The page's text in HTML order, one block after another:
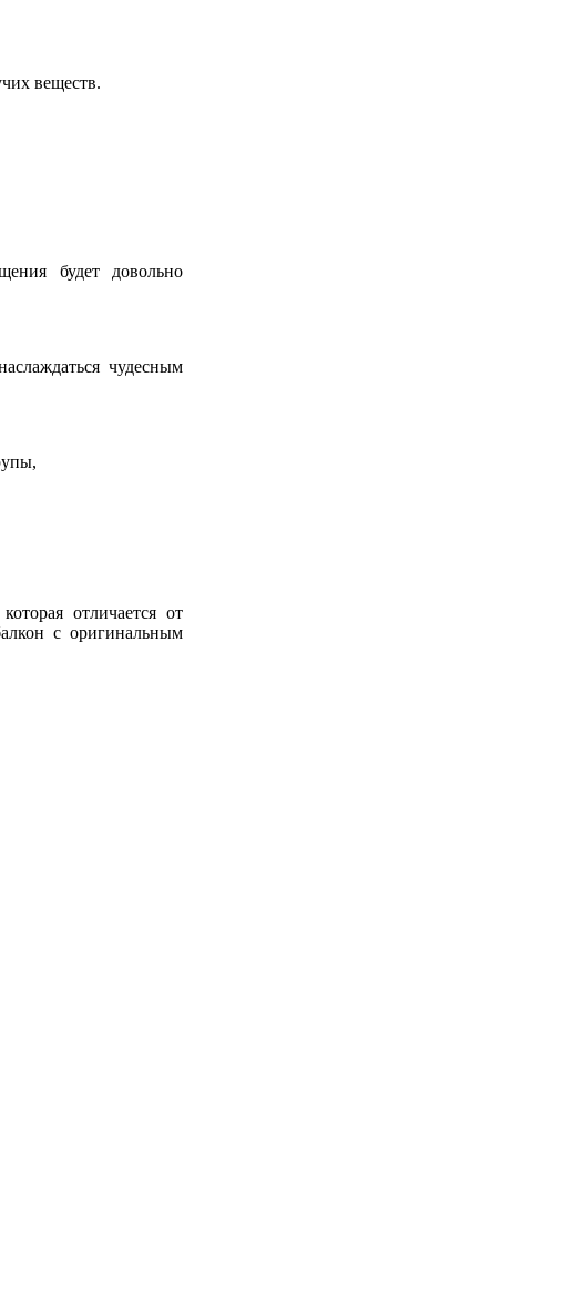
веществ.
будет довольно
чудесным
отличается от
с оригинальным